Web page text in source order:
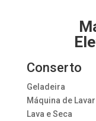
Conserto
Geladeira
Máquina de Lavar
Lava e Seca